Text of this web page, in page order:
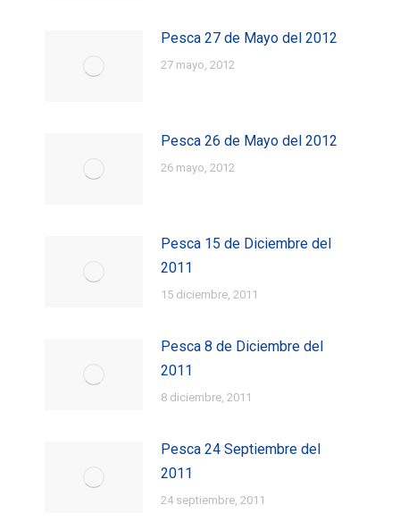
Pesca 27 de Mayo del 2012
27 mayo, 2012
Pesca 26 de Mayo del 2012
26 mayo, 2012
Pesca 15 de Diciembre del
2011
15 diciembre, 2011
Pesca 8 de Diciembre del
2011
8 diciembre, 2011
Pesca 24 Septiembre del
2011
24 septiembre, 2011